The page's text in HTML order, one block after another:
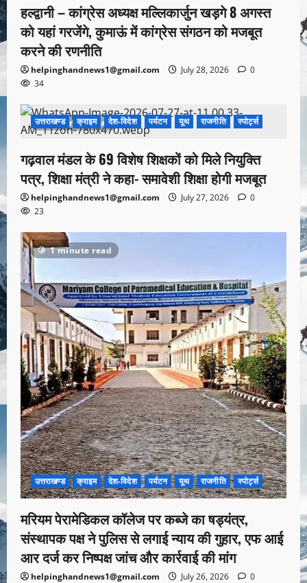
हल्द्वानी – कांग्रेस अध्यक्ष मल्लिकार्जुन खड़गे 8 अगस्त
को यहां गरजेंगे, कुमाऊं में कांग्रेस संगठन को मजबूत
करने की रणनीति
helpinghandnews1@gmail.com July 28, 2026
0
34
1 minute read
उत्तराखण्ड क्राइम देश-विदेश पर्यटन यूथ राजनीति स्पोर्ट्स
गढ़वाल मंडल के 69 विशेष शिक्षकों को मिले नियुक्ति
पत्र, शिक्षा मंत्री ने कहा- समावेशी शिक्षा होगी मजबूत
helpinghandnews1@gmail.com July 27, 2026
0
23
1 minute read
उत्तराखण्ड क्राइम देश-विदेश पर्यटन यूथ राजनीति स्पोर्ट्स
मरियम पेरामेडिकल कॉलेज पर कब्जे का षड्यंत्र,
संस्थापक पक्ष ने पुलिस से लगाई न्याय की गुहार, एफ आई
आर दर्ज कर निष्पक्ष जांच और कार्रवाई की मांग
helpinghandnews1@gmail.com July 26, 2026
0